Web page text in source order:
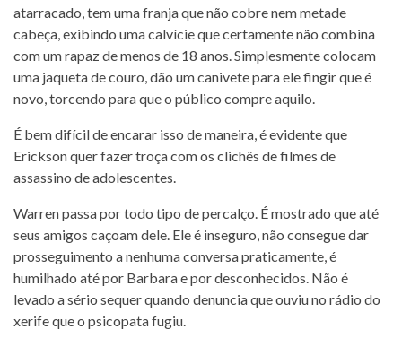
atarracado, tem uma franja que não cobre nem metade
cabeça, exibindo uma calvície que certamente não combina
com um rapaz de menos de 18 anos. Simplesmente colocam
uma jaqueta de couro, dão um canivete para ele fingir que é
novo, torcendo para que o público compre aquilo.
É bem difícil de encarar isso de maneira, é evidente que
Erickson quer fazer troça com os clichês de filmes de
assassino de adolescentes.
Warren passa por todo tipo de percalço. É mostrado que até
seus amigos caçoam dele. Ele é inseguro, não consegue dar
prosseguimento a nenhuma conversa praticamente, é
humilhado até por Barbara e por desconhecidos. Não é
levado a sério sequer quando denuncia que ouviu no rádio do
xerife que o psicopata fugiu.